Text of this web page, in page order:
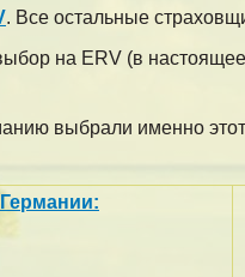
. Все остальные
на ERV (в
выбрали именно